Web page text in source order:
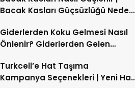
Bacak Kasları Güçsüzlüğü Neden
Güçlendirebilir miyim?
Giderlerden Koku Gelmesi Nasıl
Önlenir? Giderlerden Gelen
Turkcell’e Hat Taşıma
Kampanya Seçenekleri | Yeni Hat